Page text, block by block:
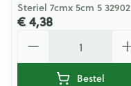
Steriel 7cmx 5cm 5 32902
€ 4,38
Bestel